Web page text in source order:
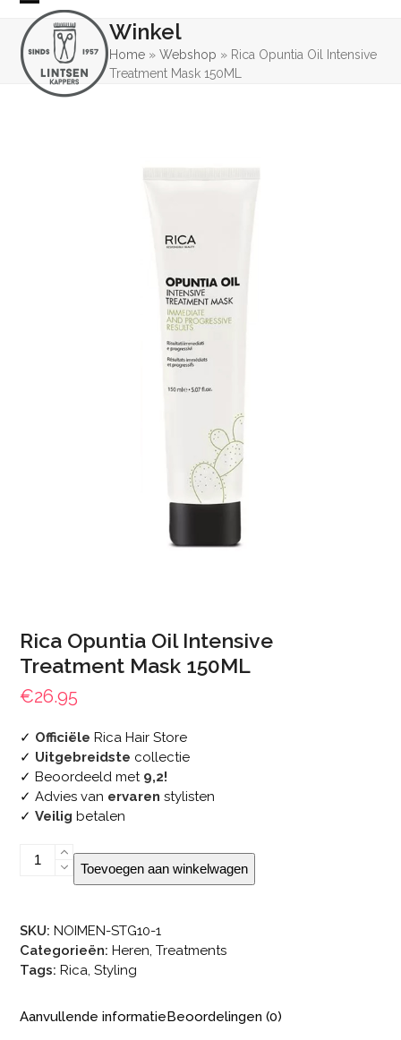
Skip
content
Open
mobile
menu
Close
mobile
menu
Winkel
Home »Webshop » Rica Opuntia Oil Intensive
Treatment Mask 150ML
Rica Opuntia Oil Intensive
Treatment Mask 150ML
€26.95
✓ Officiële Rica Hair Store
✓ Uitgebreidste collectie
✓ Beoordeeld met 9,2!
✓ Advies van ervaren stylisten
✓Veilig betalen
Rica
Opuntia
Treatment
Mask
150ML
Toevoegen aan winkelwagen
SKU: NOIMEN-STG10-1
Categorieën: Heren ,Treatments
Tags: Rica ,Styling
Aanvullende informatieBeoordelingen (0)